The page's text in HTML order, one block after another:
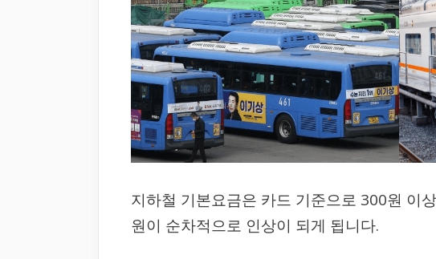
지하철 기본요금은 카드 기준으로 300원 이
원이 순차적으로 인상이 되게 됩니다.